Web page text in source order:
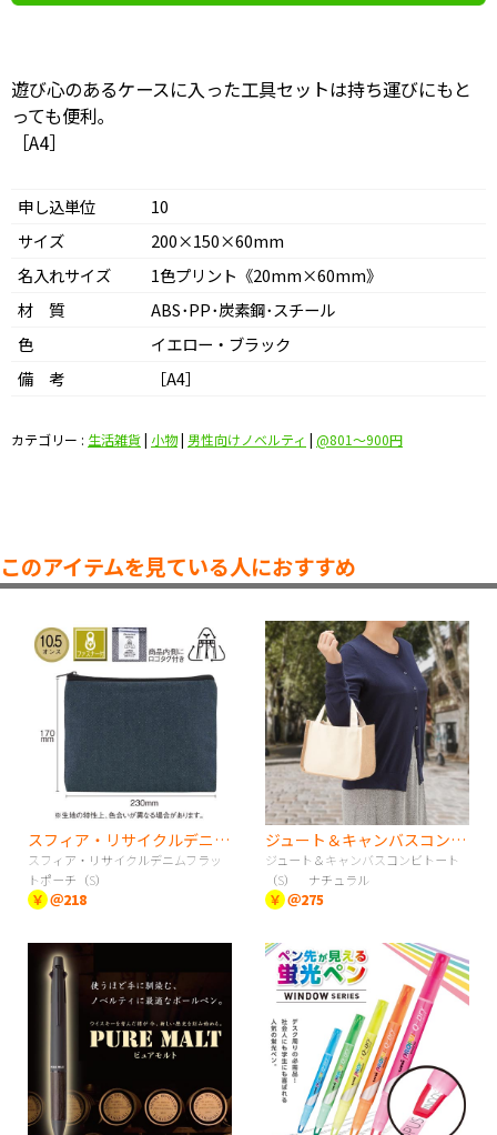
遊び心のあるケースに入った工具セットは持ち運びにもと
っても便利｡
［A4］
申し込単位
10
サイズ
200×150×60mm
名入れサイズ
1色プリント《20mm×60mm》
材 質
ABS･PP･炭素鋼･スチール
色
イエロー・ブラック
備 考
［A4］
カテゴリー : 生活雑貨| 小物| 男性向けノベルティ | @801〜900円
このアイテムを見ている人におすすめ
スフィア・リサイクルデニムフラットポーチ（S）
スフィア・リサイクルデニムフラッ
トポーチ（S）
￥ ＠218
ジュート＆キャンバスコンビトート（S） ナチュラル
ジュート＆キャンバスコンビトート
（S） ナチュラル
￥ ＠275